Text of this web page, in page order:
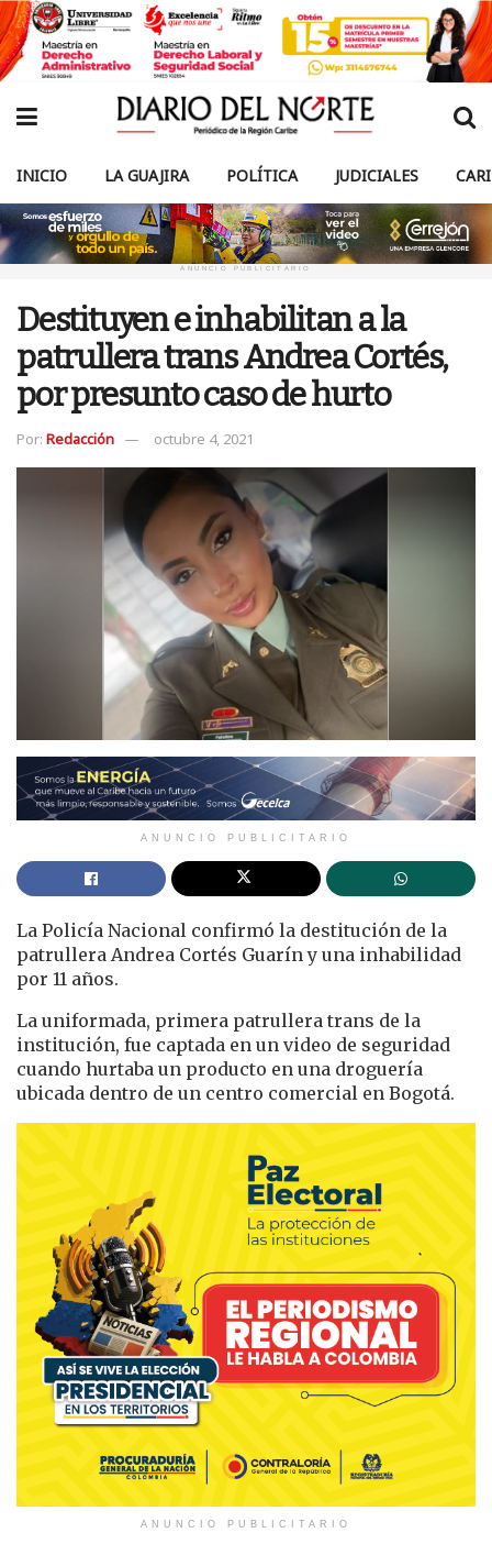
INICIO LA GUAJIRA POLÍTICA JUDICIALES
ANUNCIO PUBLICITARIO
Destituyen e inhabilitan a la
patrullera trans Andrea Cortés,
por presunto caso de hurto
Por: Redacción octubre 4, 2021
ANUNCIO PUBLICITARIO
La Policía Nacional confirmó la destitución de la
patrullera Andrea Cortés Guarín y una inhabilidad
por 11 años.
La uniformada, primera patrullera trans de la
institución, fue captada en un video de seguridad
cuando hurtaba un producto en una droguería
ubicada dentro de un centro comercial en Bogotá.
ANUNCIO PUBLICITARIO